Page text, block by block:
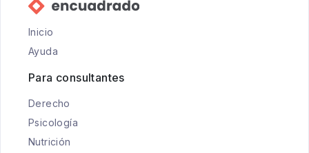
Inicio
Ayuda
Para consultantes
Derecho
Psicología
Nutrición